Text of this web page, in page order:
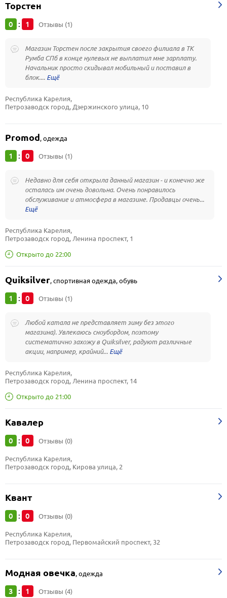
Торстен
0 : 1 Отзывы (1)
Магазин Торстен после закрытия своего филиала в ТК
Румба СПб в конце нулевых не выплатил мне зарплату.
Начальник просто скидывал мобильный и поставил в
блок....
Республика Карелия,
Петрозаводск город, Дзержинского улица, 10
Promod,одежда
1 : 0 Отзывы (1)
Недавно для себя открыла данный магазин - и конечно же
осталась им очень довольна. Очень понравилось
обслуживание и атмосфера в магазине. Продавцы очень...
Открыто до 22:00
Республика Карелия,
Петрозаводск город, Ленина проспект, 1
Quiksilver,спортивная одежда, обувь
1 : 0 Отзывы (1)
Любой катала не представляет зиму без этого
магазина). Увлекаюсь сноубордом, поэтому
систематично захожу в Quiksilver, радуют различные
акции, например, крайний...
Открыто до 21:00
Республика Карелия,
Петрозаводск город, Ленина проспект, 14
Кавалер
0 : 0 Отзывы (0)
Республика Карелия,
Петрозаводск город, Кирова улица, 2
Квант
0 : 0 Отзывы (0)
Республика Карелия,
Петрозаводск город, Первомайский проспект, 32
Модная овечка,одежда
3 : 1 Отзывы (4)